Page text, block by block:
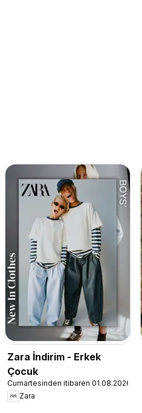
Zara İndirim - Erkek
Çocuk
Cumartesinden itibaren 01.08.2026
Zara